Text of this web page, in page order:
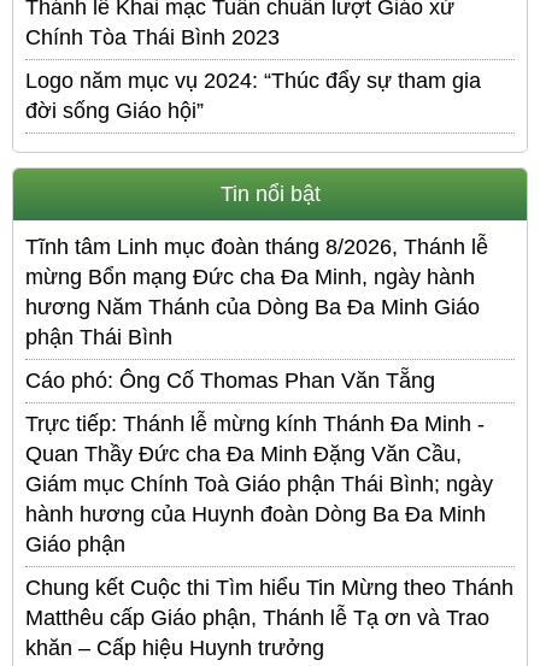
Thánh lễ Khai mạc Tuần chuần lượt Giáo xứ
Chính Tòa Thái Bình 2023
Logo năm mục vụ 2024: “Thúc đẩy sự tham gia
đời sống Giáo hội”
Tin nổi bật
Tĩnh tâm Linh mục đoàn tháng 8/2026, Thánh lễ
mừng Bổn mạng Đức cha Đa Minh, ngày hành
hương Năm Thánh của Dòng Ba Đa Minh Giáo
phận Thái Bình
Cáo phó: Ông Cố Thomas Phan Văn Tẵng
Trực tiếp: Thánh lễ mừng kính Thánh Đa Minh -
Quan Thầy Đức cha Đa Minh Đặng Văn Cầu,
Giám mục Chính Toà Giáo phận Thái Bình; ngày
hành hương của Huynh đoàn Dòng Ba Đa Minh
Giáo phận
Chung kết Cuộc thi Tìm hiểu Tin Mừng theo Thánh
Matthêu cấp Giáo phận, Thánh lễ Tạ ơn và Trao
khăn – Cấp hiệu Huynh trưởng